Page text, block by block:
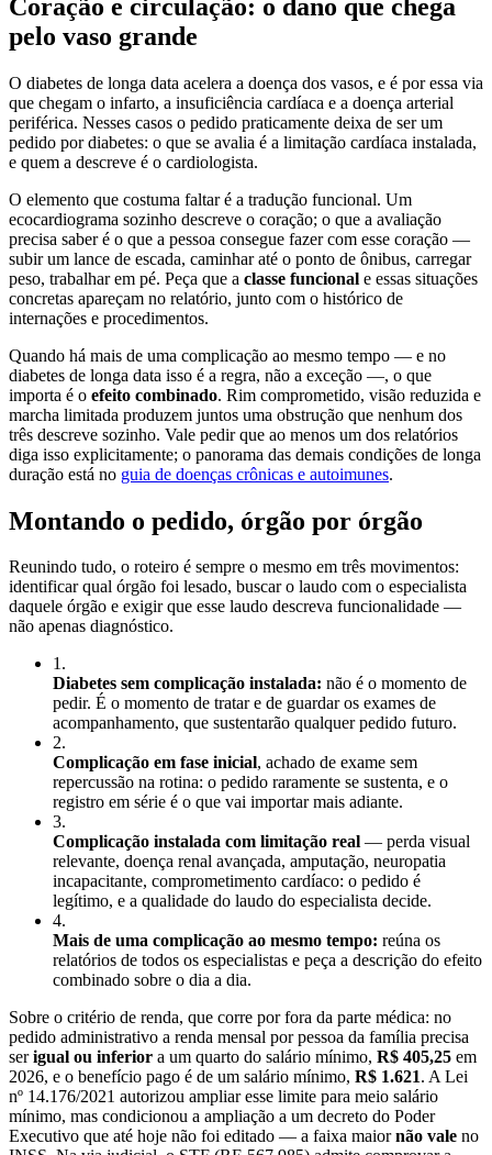
Coração e circulação: o dano que chega
pelo vaso grande
O diabetes de longa data acelera a doença dos vasos, e é por essa via
que chegam o infarto, a insuficiência cardíaca e a doença arterial
periférica. Nesses casos o pedido praticamente deixa de ser um
pedido por diabetes: o que se avalia é a limitação cardíaca instalada,
e quem a descreve é o cardiologista.
O elemento que costuma faltar é a tradução funcional. Um
ecocardiograma sozinho descreve o coração; o que a avaliação
precisa saber é o que a pessoa consegue fazer com esse coração —
subir um lance de escada, caminhar até o ponto de ônibus, carregar
peso, trabalhar em pé. Peça que a classe funcional e essas situações
concretas apareçam no relatório, junto com o histórico de
internações e procedimentos.
Quando há mais de uma complicação ao mesmo tempo — e no
diabetes de longa data isso é a regra, não a exceção —, o que
importa é o efeito combinado. Rim comprometido, visão reduzida e
marcha limitada produzem juntos uma obstrução que nenhum dos
três descreve sozinho. Vale pedir que ao menos um dos relatórios
diga isso explicitamente; o panorama das demais condições de longa
duração está no guia de doenças crônicas e autoimunes.
Montando o pedido, órgão por órgão
Reunindo tudo, o roteiro é sempre o mesmo em três movimentos:
identificar qual órgão foi lesado, buscar o laudo com o especialista
daquele órgão e exigir que esse laudo descreva funcionalidade —
não apenas diagnóstico.
1.
Diabetes sem complicação instalada: não é o momento de
pedir. É o momento de tratar e de guardar os exames de
acompanhamento, que sustentarão qualquer pedido futuro.
2.
Complicação em fase inicial, achado de exame sem
repercussão na rotina: o pedido raramente se sustenta, e o
registro em série é o que vai importar mais adiante.
3.
Complicação instalada com limitação real — perda visual
relevante, doença renal avançada, amputação, neuropatia
incapacitante, comprometimento cardíaco: o pedido é
legítimo, e a qualidade do laudo do especialista decide.
4.
Mais de uma complicação ao mesmo tempo: reúna os
relatórios de todos os especialistas e peça a descrição do efeito
combinado sobre o dia a dia.
Sobre o critério de renda, que corre por fora da parte médica: no
pedido administrativo a renda mensal por pessoa da família precisa
serigual ou inferior a um quarto do salário mínimo, R$ 405,25 em
2026, e o benefício pago é de um salário mínimo, R$ 1.621. A Lei
nº 14.176/2021 autorizou ampliar esse limite para meio salário
mínimo, mas condicionou a ampliação a um decreto do Poder
Executivo que até hoje não foi editado — a faixa maiornão vale no